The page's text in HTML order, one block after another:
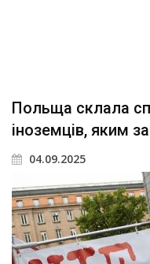
Польща склала
іноземців, яким
04.09.2025